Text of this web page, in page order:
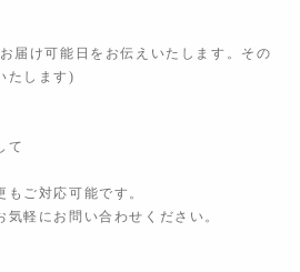
届け可能日をお伝えいたします。その
たします)
て
ご対応可能です。
軽にお問い合わせください。